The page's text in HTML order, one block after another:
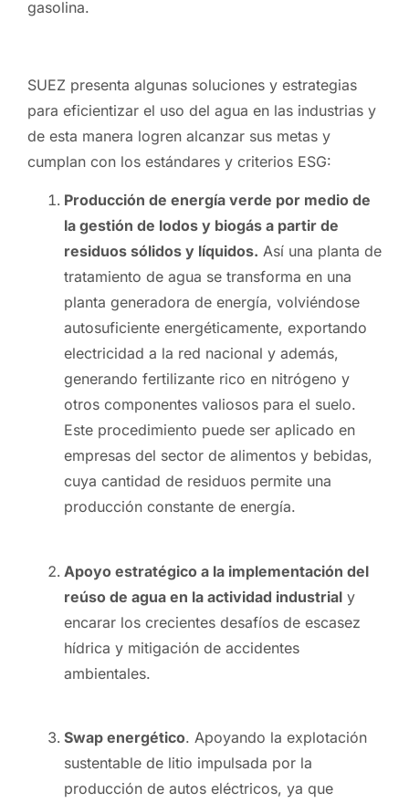
gasolina.
SUEZ presenta algunas soluciones y estrategias
para eficientizar el uso del agua en las industrias y
de esta manera logren alcanzar sus metas y
cumplan con los estándares y criterios ESG:
Producción de energía verde por medio de
la gestión de lodos y biogás a partir de
residuos sólidos y líquidos. Así una planta de
tratamiento de agua se transforma en una
planta generadora de energía, volviéndose
autosuficiente energéticamente, exportando
electricidad a la red nacional y además,
generando fertilizante rico en nitrógeno y
otros componentes valiosos para el suelo.
Este procedimiento puede ser aplicado en
empresas del sector de alimentos y bebidas,
cuya cantidad de residuos permite una
producción constante de energía.
Apoyo estratégico a la implementación del
reúso de agua en la actividad industrial y
encarar los crecientes desafíos de escasez
hídrica y mitigación de accidentes
ambientales.
Swap energético. Apoyando la explotación
sustentable de litio impulsada por la
producción de autos eléctricos, ya que